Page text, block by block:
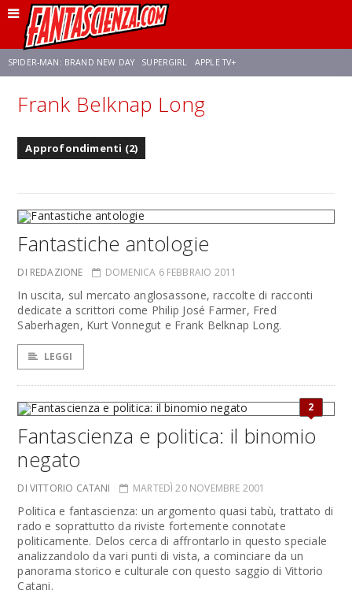
SPIDER-MAN: BRAND NEW DAY SUPERGIRL APPLE TV+
FRANCO RICCIARDIELLO ZENDAYA AVENGERS: DOOMSDAY
Frank Belknap Long
Approfondimenti (2)
Fantastiche antologie
DI REDAZIONE DOMENICA 6 FEBBRAIO 2011
In uscita, sul mercato anglosassone, raccolte di racconti
dedicate a scrittori come Philip José Farmer, Fred
Saberhagen, Kurt Vonnegut e Frank Belknap Long.
LEGGI
2
Fantascienza e politica: il binomio
negato
DI VITTORIO CATANI MARTEDÌ 20 NOVEMBRE 2001
Politica e fantascienza: un argomento quasi tabù, trattato di
rado e soprattutto da riviste fortemente connotate
politicamente. Delos cerca di affrontarlo in questo speciale
analizzandolo da vari punti di vista, a cominciare da un
panorama storico e culturale con questo saggio di Vittorio
Catani.